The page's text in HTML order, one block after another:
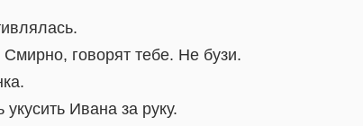
говорят тебе. Не бузи.
Ивана за руку.